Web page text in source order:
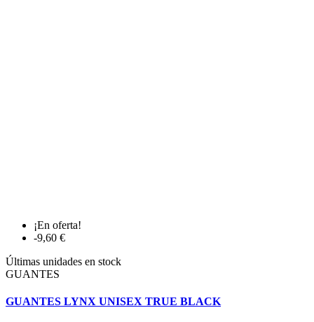
¡En oferta!
-9,60 €
Últimas unidades en stock
GUANTES
GUANTES LYNX UNISEX TRUE BLACK